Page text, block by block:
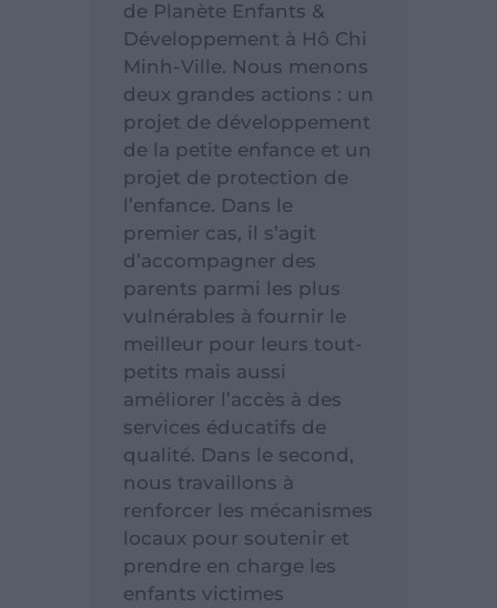
de Planète Enfants &
Développement à Hô Chi
Minh-Ville. Nous menons
deux grandes actions : un
projet de développement
de la petite enfance et un
projet de protection de
l’enfance. Dans le
premier cas, il s’agit
d’accompagner des
parents parmi les plus
vulnérables à fournir le
meilleur pour leurs tout-
petits mais aussi
améliorer l’accès à des
services éducatifs de
qualité. Dans le second,
nous travaillons à
renforcer les mécanismes
locaux pour soutenir et
prendre en charge les
enfants victimes